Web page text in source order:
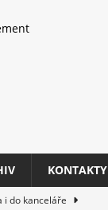
KONTAKTY
i do kanceláře